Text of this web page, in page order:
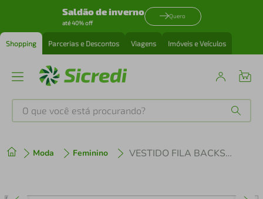
Saldão de inverno
até 40% off
Quero
Shopping Parcerias e Descontos Viagens Imóveis e Veículos
O que você está procurando?
Moda Feminino VESTIDO FILA BACKSPIN TANK TENNIS
2º cafeteira